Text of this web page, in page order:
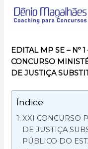
EDITAL MP SE – Nº 1
CONCURSO
DE JUSTIÇA
Índice
XXI CONCURSO
DE JUSTIÇA
PÚBLICO DO